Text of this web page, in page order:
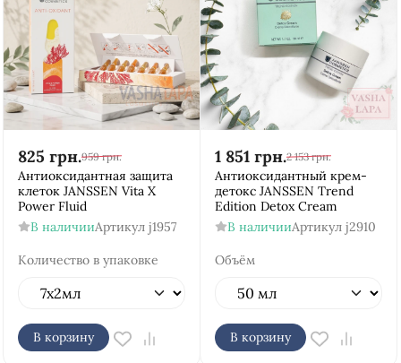
825 грн.959 грн.
Антиоксидантная защита
клеток JANSSEN Vita X
Power Fluid
В наличииАртикул j1957
Количество в упаковке
В корзину
1 851 грн.2 153 грн.
Антиоксидантный крем-
детокс JANSSEN Trend
Edition Detox Cream
В наличииАртикул j2910
Объём
В корзину